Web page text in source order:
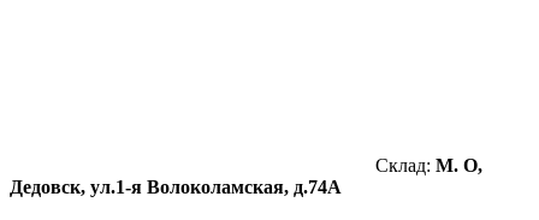
Склад: М. О,
Дедовск, ул.1-я Волоколамская, д.74А